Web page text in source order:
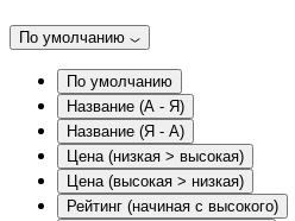
По умолчанию
По умолчанию
Название (А - Я)
Название (Я - А)
Цена (низкая > высокая)
Цена (высокая > низкая)
Рейтинг (начиная с высокого)